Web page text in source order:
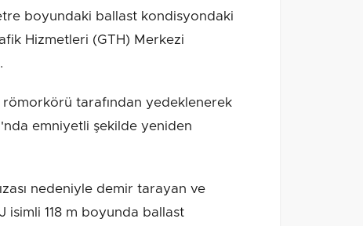
boyundaki ballast kondisyondaki
Hizmetleri (GTH) Merkezi
römorkörü tarafından yedeklenerek
emniyetli şekilde yeniden
nedeniyle demir tarayan ve
118 m boyunda ballast